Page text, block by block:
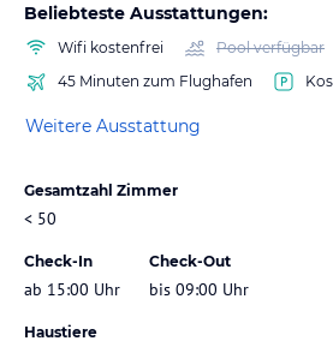
Beliebteste Ausstattungen:
Wifi kostenfrei
Pool verfügbar
45 Minuten zum Flughafen
Weitere Ausstattung
Gesamtzahl Zimmer
< 50
Check-In
ab 15:00 Uhr
Check-Out
bis 09:00 Uhr
Haustiere